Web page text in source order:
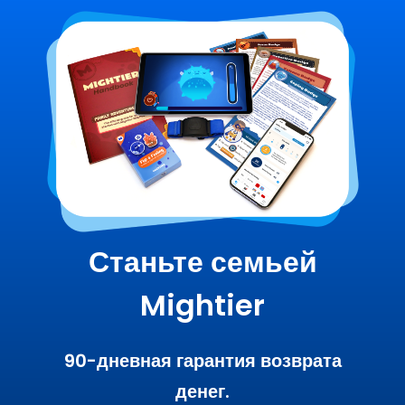
Станьте семьей
Mightier
90-дневная гарантия возврата
денег.